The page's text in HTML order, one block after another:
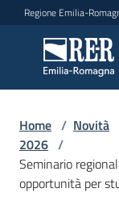
Vai al contenuto
Vai alla navigazione
Vai al footer
Regione Emilia-
Argomenti
Novità
Home / Novità
2026 /
Seminario
opportunità per